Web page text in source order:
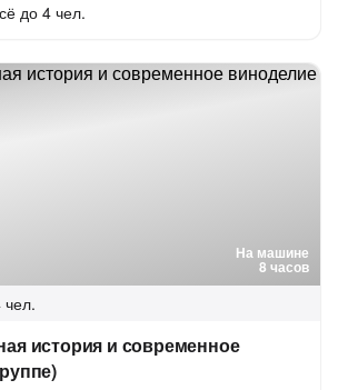
до 4 чел.
На машине
8 часов
чел.
история и современное